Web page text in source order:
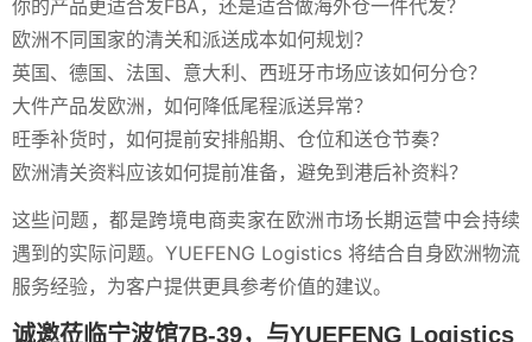
你的产品更适合发FBA，还是适合做海外仓一件代发？
欧洲不同国家的清关和派送成本如何规划？
英国、德国、法国、意大利、西班牙市场应该如何分仓？
大件产品发欧洲，如何降低尾程派送异常？
旺季补货时，如何提前安排船期、仓位和送仓节奏？
欧洲清关资料应该如何提前准备，避免到港后补资料？
这些问题，都是跨境电商卖家在欧洲市场长期运营中会持续
遇到的实际问题。YUEFENG Logistics 将结合自身欧洲物流
服务经验，为客户提供更具参考价值的建议。
诚邀莅临宁波馆7B-39，与YUEFENG Logistics